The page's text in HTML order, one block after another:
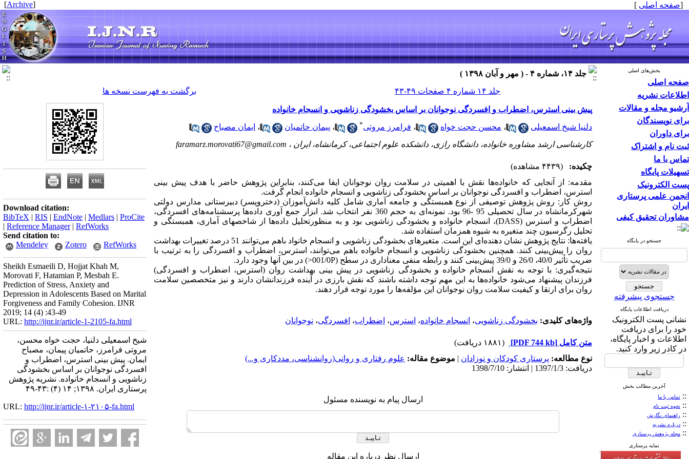
[صفحه اصلی ]
[
Archive
]
بخش‌های اصلی
صفحه اصلی
اطلاعات نشریه
آرشیو مجله و مقالات
برای نویسندگان
برای داوران
ثبت نام و اشتراک
تماس با ما
تسهیلات پایگاه
پست الکترونیک
انجمن علمی پرستاری
ایران
مشاوران تحقیق کیفی
جستجو در پایگاه
جستجوی پیشرفته
دریافت اطلاعات پایگاه
نشانی پست الکترونیک
خود را برای دریافت
اطلاعات و اخبار پایگاه،
در کادر زیر وارد کنید.
آخرین مطالب بخش
:: تماس با ما
:: نحوه ثبت نام
:: راهنمای نگارش
:: درباره نشریه
:: مجله پژوهش پرستاری
نمایه پرستاری
جلد ۱۴، شماره ۴ - ( مهر و آبان ۱۳۹۸ )
جلد ۱۴ شماره ۴ صفحات ۴۹-۴۳
برگشت به فهرست نسخه ها
پیش بینی استرس، اضطراب و افسردگی نوجوانان بر اساس بخشودگی زناشویی و انسجام خانواده
دلنیا شیخ اسمعیلی ، محسن حجت خواه ، فرامرز مروتی* ، پیمان حاتمیان ، ایمان مصباح
کارشناسی ارشد مشاوره خانواده، دانشگاه رازی، دانشکده علوم اجتماعی، کرمانشاه، ایران ، faramarz.morovati67@gmail.com
چکیده:
(۴۴۳۹ مشاهده)
مقدمه: از آنجایی که خانواده‌ها نقش با اهمیتی در سلامت روان نوجوانان ایفا می‌کنند، بنابراین پژوهش حاضر با هدف پیش بینی
استرس، اضطراب و افسردگی نوجوانان بر اساس بخشودگی زناشویی و انسجام خانواده انجام گرفت.
روش کار: روش پژوهش توصیفی از نوع همبستگی و جامعه آماری شامل کلیه دانش‌آموزان (دختروپسر) دبیرستانی مدارس دولتی
شهرکرمانشاه در سال تحصیلی 95 -96 بود. نمونه‌ای به حجم 360 نفر انتخاب شد. ابزار جمع آوری داده‌ها پرسشنامه‌های افسردگی،
اضطراب و استرس (DASS)، انسجام خانواده و بخشودگی زناشویی بود و به منظورتحلیل داده‌ها از شاخصهای آماری، همبستگی و
تحلیل رگرسیون چند متغیره به شیوه همزمان استفاده شد.
یافته‌ها: نتایج پژوهش نشان دهنده‌ای این است. متغیرهای بخشودگی زناشویی و انسجام خانواد باهم می‌توانند 51 درصد تغییرات بهداشت
روان را پیش‌بینی کنند. همچنین بخشودگی زناشویی و انسجام خانواده باهم می‌توانند، استرس، اضطراب و افسردگی را به ترتیب با
ضریب تأثیر 40/0، 26/0 و 39/0 پیش‌بینی کنند و رابطه منفی معناداری در سطح (001/0P<) در بین آنها وجود دارد.
نتیجه‌گیری: با توجه به نقش انسجام خانواده و بخشودگی زناشویی در پیش بینی بهداشت روان (استرس، اضطراب و افسردگی)
فرزندان پیشنهاد می‌شود خانواده‌ها به این مهم توجه داشته باشند که نقش بارزی در آینده فرزندانشان دارند و نیز متخصصین سلامت
روان برای ارتقا و کیفیت سلامت روان نوجوانان این مؤلفه‌ها را مورد توجه قرار دهند.
واژه‌های کلیدی: بخشودگی زناشویی، انسجام خانواده، استرس، اضطراب، افسردگی، نوجوانان
متن کامل [PDF 744 kb]
(۱۸۸۱ دریافت)
نوع مطالعه: پرستاری کودکان و نوزادان | موضوع مقاله: علوم رفتاری و روانی(روانشناسی، مددکاری و...)
دریافت: 1397/1/3 | انتشار: 1398/7/10
ارسال پیام به نویسنده مسئول
ارسال نظر درباره این مقاله
Download citation:
BibTeX | RIS | EndNote | Medlars | ProCite
| Reference Manager| RefWorks
Send citation to:
Mendeley
Zotero RefWorks
Sheikh Esmaeili D, Hojjat Khah M,
Morovati F, Hatamian P, Mesbah E.
Prediction of Stress, Anxiety and
Depression in Adolescents Based on Marital
Forgiveness and Family Cohesion. IJNR
2019; 14 (4) :43-49
URL: http://ijnr.ir/article-1-2105-fa.html
شیخ اسمعیلی دلنیا، حجت خواه محسن،
مروتی فرامرز، حاتمیان پیمان، مصباح
ایمان. پیش بینی استرس، اضطراب و
افسردگی نوجوانان بر اساس بخشودگی
زناشویی و انسجام خانواده. نشریه پژوهش
پرستاری ایران. ۱۳۹۸; ۱۴ (۴) :۴۳-۴۹
URL: http://ijnr.ir/article-۱-۲۱۰۵-fa.html